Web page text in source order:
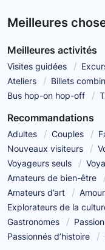
Meilleures
Meilleures activités
Visites guidées
Ateliers
Billets
Bus hop-on hop-off
Recommandations
Adultes Couples
Nouveaux visiteurs
Voyageurs seuls
Amateurs de bien-être
Amateurs d’art
Explorateurs de la
Gastronomes
Passionnés d’histoire